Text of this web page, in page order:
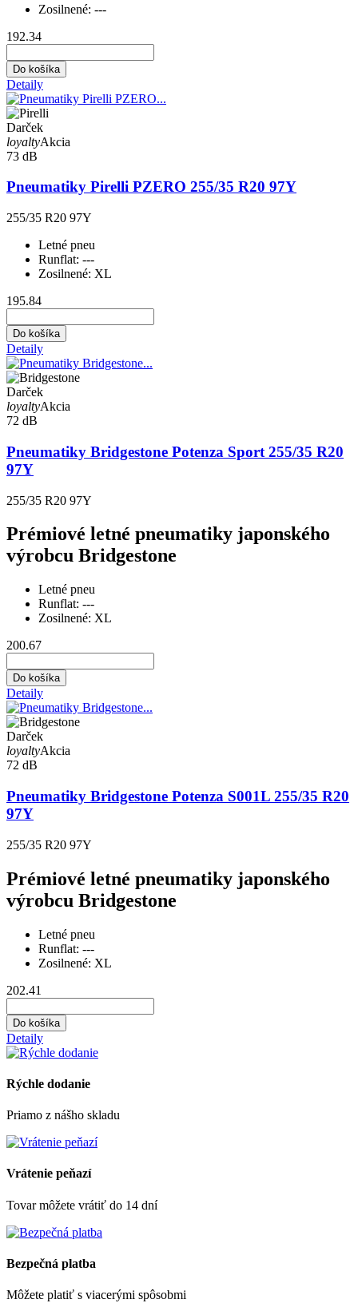
Zosilnené: ---
192.34
Do košíka
Detaily
Darček
loyaltyAkcia
73 dB
Pneumatiky Pirelli PZERO 255/35 R20 97Y
255/35 R20 97Y
Letné pneu
Runflat: ---
Zosilnené: XL
195.84
Do košíka
Detaily
Darček
loyaltyAkcia
72 dB
Pneumatiky Bridgestone Potenza Sport 255/35 R20
97Y
255/35 R20 97Y
Prémiové letné pneumatiky japonského
výrobcu Bridgestone
Letné pneu
Runflat: ---
Zosilnené: XL
200.67
Do košíka
Detaily
Darček
loyaltyAkcia
72 dB
Pneumatiky Bridgestone Potenza S001L 255/35 R20
97Y
255/35 R20 97Y
Prémiové letné pneumatiky japonského
výrobcu Bridgestone
Letné pneu
Runflat: ---
Zosilnené: XL
202.41
Do košíka
Detaily
Rýchle dodanie
Priamo z nášho skladu
Vrátenie peňazí
Tovar môžete vrátiť do 14 dní
Bezpečná platba
Môžete platiť s viacerými spôsobmi